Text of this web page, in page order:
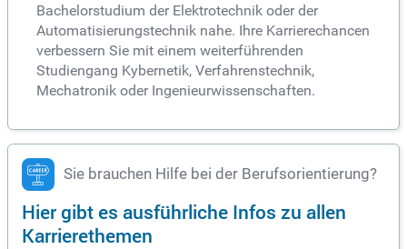
Bachelorstudium der Elektrotechnik oder der
Automatisierungstechnik nahe. Ihre Karrierechancen
verbessern Sie mit einem weiterführenden
Studiengang Kybernetik, Verfahrenstechnik,
Mechatronik oder Ingenieurwissenschaften.
Sie brauchen Hilfe bei der Berufsorientierung?
Hier gibt es ausführliche Infos zu allen
Karrierethemen